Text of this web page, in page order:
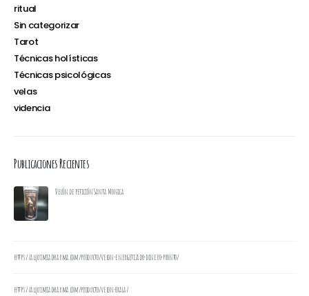
ritual
Sin categorizar
Tarot
Técnicas holísticas
Técnicas psicológicas
velas
videncia
Publicaciones Recientes
Velón de petición Santa Monica
https://alquimiadharma.com/producto/velon-energetizado-dinero-pronto/
https://alquimiadharma.com/producto/velon-oxala/